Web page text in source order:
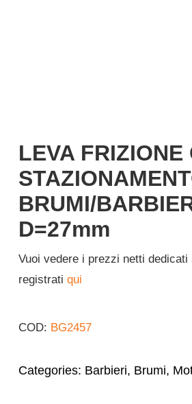
LEVA FRIZIONE
BRUMI/
D=27mm
Vuoi vedere i prezzi netti dedicati
registrati qui
COD: BG2457
Categories: Barbieri, Brumi,